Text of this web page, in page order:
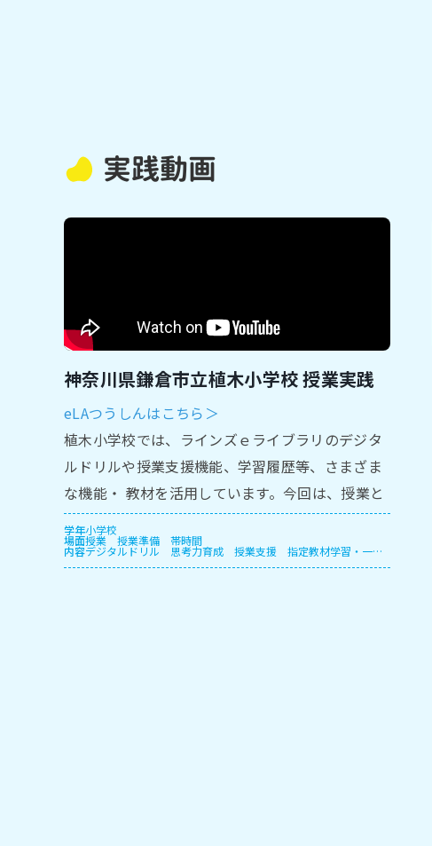
実践動画
神奈川県鎌倉市立植木小学校 授業実践
eLAつうしんはこちら＞
植⽊⼩学校では、ラインズｅライブラリのデジタ
ルドリルや授業⽀援機能、学習履歴等、さまざま
な機能・ 教材を活⽤しています。今回は、授業と
モジュール授業、保護者⾯談での実践をご紹介し
ます。
学年小学校
場面授業 授業準備 帯時間
内容デジタルドリル 思考力育成 授業支援 指定教材学習・一斉
学習